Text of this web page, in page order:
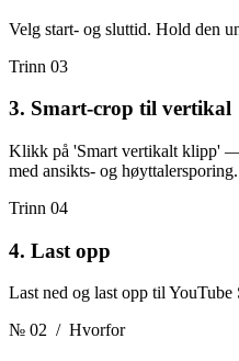
Velg start- og sluttid. Hold den
Trinn 03
3. Smart-crop til vertikal
Klikk på 'Smart vertikalt klipp'
med ansikts- og høyttalersporing.
Trinn 04
4. Last opp
Last ned og last opp til
№ 02 / Hvorfor